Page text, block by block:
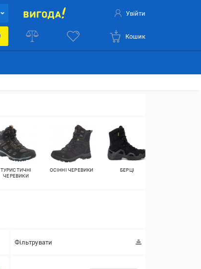
Увійти
Кошик
ТУРИСТИЧНІ
ЧЕРЕВИКИ
ОСІННІ ЧЕРЕВИКИ БЕРЦІ
Фільтрувати